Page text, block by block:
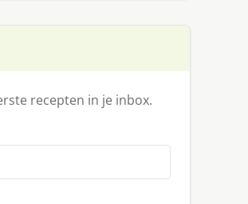
recepten in je inbox.